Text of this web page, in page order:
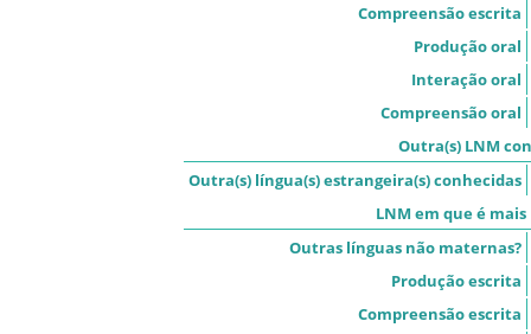
Compreensão escrita
Produção oral
Interação oral
Compreensão oral
Outra(s) LNM
Outra(s) língua(s) estrangeira(s) conhecidas
LNM em que é
Outras línguas não maternas?
Produção escrita
Compreensão escrita